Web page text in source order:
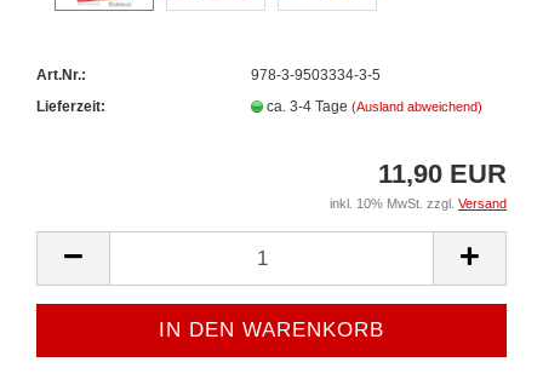
Art.Nr.:
978-3-9503334-3-5
Lieferzeit:
ca. 3-4 Tage (Ausland abweichend)
11,90 EUR
inkl. 10% MwSt. zzgl. Versand